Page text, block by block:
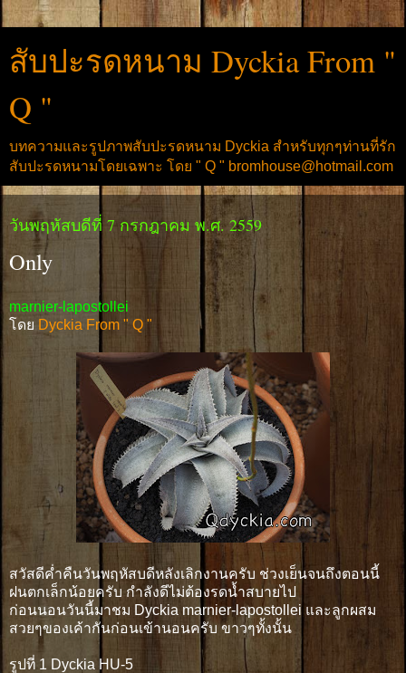
สับปะรดหนาม Dyckia From "
Q "
บทความและรูปภาพสับปะรดหนาม Dyckia สำหรับทุกๆท่านที่รัก
สับปะรดหนามโดยเฉพาะ โดย " Q " bromhouse@hotmail.com
วันพฤหัสบดีที่ 7 กรกฎาคม พ.ศ. 2559
Only
marnier-lapostollei
โดย Dyckia From " Q "
สวัสดีค่ำคืนวันพฤหัสบดีหลังเลิกงานครับ ช่วงเย็นจนถึงตอนนี้
ฝนตกเล็กน้อยครับ กำลังดีไม่ต้องรดน้ำสบายไป
ก่อนนอนวันนี้มาชม Dyckia marnier-lapostollei และลูกผสม
สวยๆของเค้ากันก่อนเข้านอนครับ ขาวๆทั้งนั้น
รูปที่ 1 Dyckia HU-5